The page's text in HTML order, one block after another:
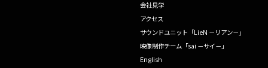
会社見学
アクセス
サウンドユニット「LieN －リアン－」
映像制作チーム「sai －サイ－」
English